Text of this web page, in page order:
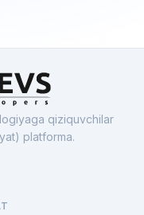
qiziquvchilar
platforma.